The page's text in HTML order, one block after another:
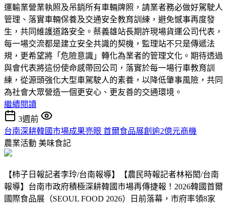
運輸業營業執照及吊銷所有車輛牌照，請業者務必做好駕駛人
管理、落實車輛保養及交通安全教育訓練，避免憾事再度發
生，共同維護道路安全。蔡義雄站長期許現場貨運公司代表，
每一場交流都是建立安全共識的契機，監理站不只是傳遞法
規，更希望將「危險意識」轉化為業者的管理文化。期待透過
與會代表將這份使命感帶回公司，落實於每一場行車教育訓
練，從源頭強化大型車駕駛人的素養，以降低肇事風險，共同
為社會大眾營造一個更安心、更友善的交通環境。
繼續閱讀
3週前
台南深耕韓國市場成果亮眼 首爾食品展創逾2億元商機
農業活動 美味食記
【柿子日報記者李玲/台南報導】【農民時報記者林裕閎/台南
報導】台南市政府積極深耕韓國市場再傳捷報！2026韓國首爾
國際食品展（SEOUL FOOD 2026）日前落幕，市府率領8家